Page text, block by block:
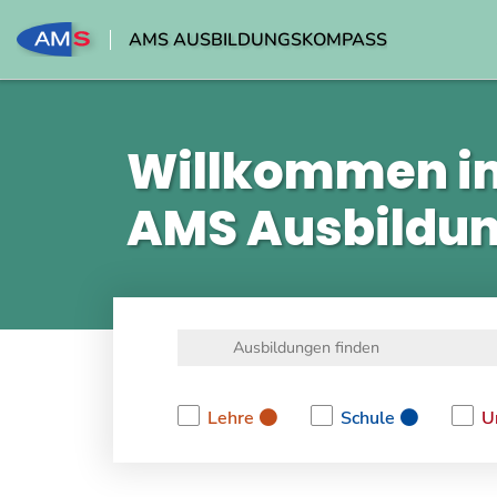
AMS AUSBILDUNGSKOMPASS
Willkommen
AMS
Lehre
Schule